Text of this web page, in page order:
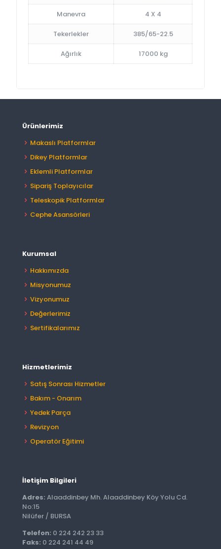
Manevra 4 X 4
Tekerlekler 385/65-22.5
Ağırlık 17000 kg
Ürünlerimiz
Makaslı Platformlar
Dikey Platformlar
Eklemli Platformlar
Sipariş Toplayıcılar
Teleskopik Platformlar
Cephe Asansörleri
Kurumsal
Hakkımızda
Misyonumuz
Vizyonumuz
Değerlerimiz
Sertifikalarımız
Hizmetlerimiz
Satış Sonrası Hizmetler
Bakım - Onarım
Yedek Parça
Revizyon
Operatör Eğitimi
İletişim Bilgileri
Adres: Alaaddinbey Mh. Alaaddinbey Köy Yolu Cd.
No:15
Nilüfer / BURSA
Telefon: 0 224 242 23 33
Faks: 0 224 241 44 49